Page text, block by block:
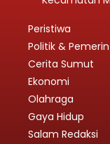
Peristiwa
Politik &
Cerita Sumut
Ekonomi
Olahraga
Gaya Hidup
Salam Redaksi